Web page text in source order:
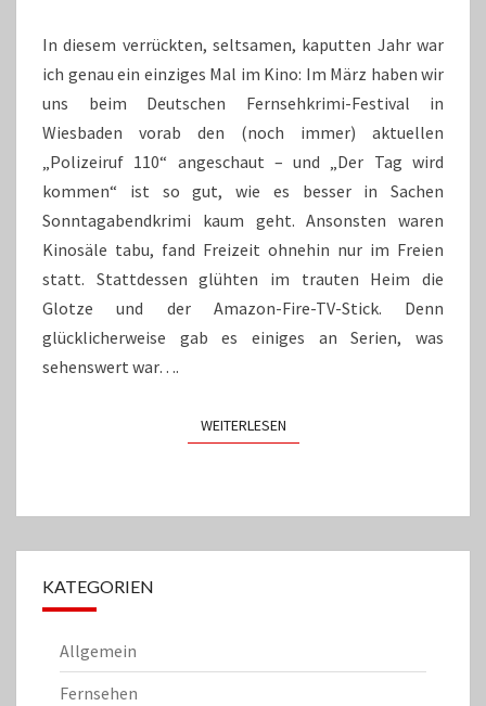
JAHRES
In diesem verrückten, seltsamen, kaputten Jahr war
ich genau ein einziges Mal im Kino: Im März haben wir
uns beim Deutschen Fernsehkrimi-Festival in
Wiesbaden vorab den (noch immer) aktuellen
„Polizeiruf 110“ angeschaut – und „Der Tag wird
kommen“ ist so gut, wie es besser in Sachen
Sonntagabendkrimi kaum geht. Ansonsten waren
Kinosäle tabu, fand Freizeit ohnehin nur im Freien
statt. Stattdessen glühten im trauten Heim die
Glotze und der Amazon-Fire-TV-Stick. Denn
glücklicherweise gab es einiges an Serien, was
sehenswert war….
WEITERLESENWEITERLESEN
KATEGORIEN
Allgemein
Fernsehen